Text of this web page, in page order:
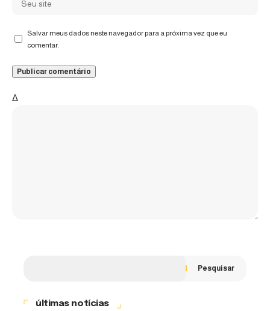
Salvar meus dados neste navegador para a próxima vez que eu
comentar.
Δ
Pesquisar
últimas notícias